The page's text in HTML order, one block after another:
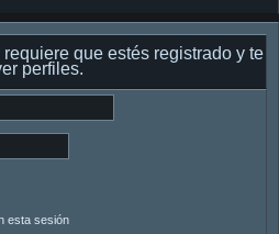
que estés registrado y te
perfiles.
esta sesión